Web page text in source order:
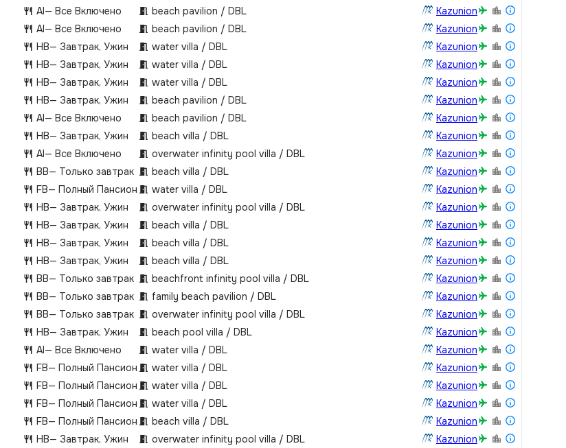
AI— Все Включено beach pavilion / DBL
Kazunion
AI— Все Включено beach pavilion / DBL
Kazunion
HB— Завтрак, Ужин water villa / DBL
Kazunion
HB— Завтрак, Ужин water villa / DBL
Kazunion
HB— Завтрак, Ужин water villa / DBL
Kazunion
HB— Завтрак, Ужин beach pavilion / DBL
Kazunion
AI— Все Включено beach pavilion / DBL
Kazunion
HB— Завтрак, Ужин beach villa / DBL
Kazunion
AI— Все Включено overwater infinity pool villa / DBL
Kazunion
BB— Только завтрак beach villa / DBL
Kazunion
FB— Полный Пансион water villa / DBL
Kazunion
HB— Завтрак, Ужин overwater infinity pool villa / DBL
Kazunion
HB— Завтрак, Ужин beach villa / DBL
Kazunion
HB— Завтрак, Ужин beach villa / DBL
Kazunion
HB— Завтрак, Ужин beach villa / DBL
Kazunion
BB— Только завтрак beachfront infinity pool villa / DBL
Kazunion
BB— Только завтрак family beach pavilion / DBL
Kazunion
BB— Только завтрак overwater infinity pool villa / DBL
Kazunion
HB— Завтрак, Ужин beach pool villa / DBL
Kazunion
AI— Все Включено water villa / DBL
Kazunion
FB— Полный Пансион water villa / DBL
Kazunion
FB— Полный Пансион water villa / DBL
Kazunion
FB— Полный Пансион water villa / DBL
Kazunion
FB— Полный Пансион beach villa / DBL
Kazunion
HB— Завтрак, Ужин overwater infinity pool villa / DBL
Kazunion